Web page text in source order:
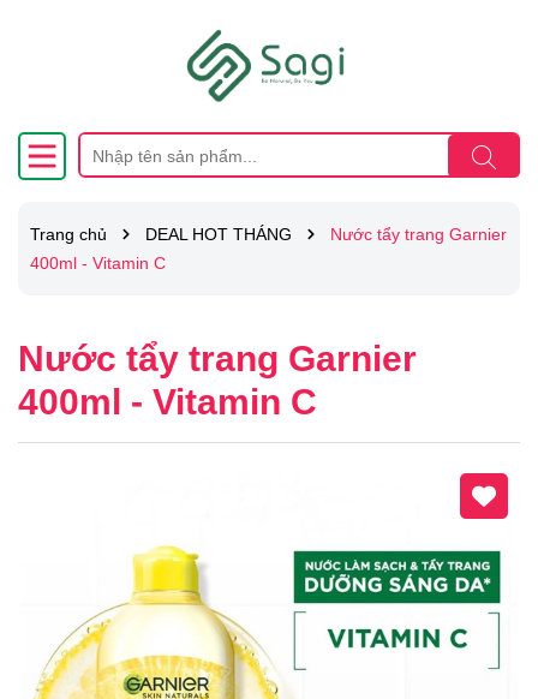
Trang chủ DEAL HOT THÁNG
Nước tẩy trang Garnier
400ml - Vitamin C
Nước tẩy trang Garnier
400ml - Vitamin C